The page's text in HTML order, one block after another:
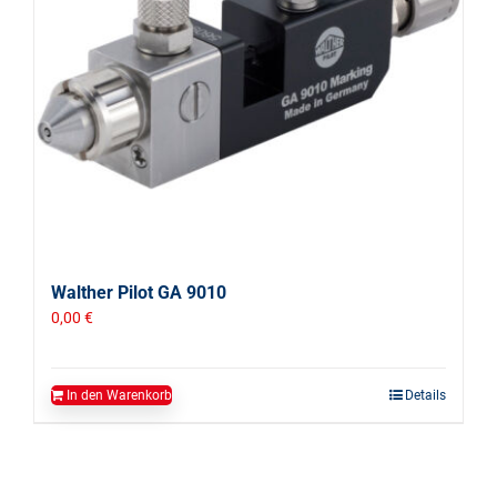
Walther Pilot GA 9010
0,00 €
In den Warenkorb Details